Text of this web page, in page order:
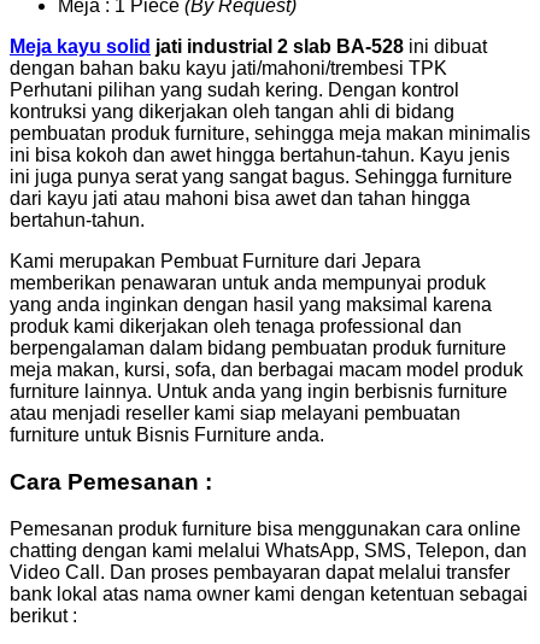
Meja : 1 Piece (By Request)
Meja kayu solid jati industrial 2 slab BA-528 ini dibuat
dengan bahan baku kayu jati/mahoni/trembesi TPK
Perhutani pilihan yang sudah kering. Dengan kontrol
kontruksi yang dikerjakan oleh tangan ahli di bidang
pembuatan produk furniture, sehingga meja makan minimalis
ini bisa kokoh dan awet hingga bertahun-tahun. Kayu jenis
ini juga punya serat yang sangat bagus. Sehingga furniture
dari kayu jati atau mahoni bisa awet dan tahan hingga
bertahun-tahun.
Kami merupakan Pembuat Furniture dari Jepara
memberikan penawaran untuk anda mempunyai produk
yang anda inginkan dengan hasil yang maksimal karena
produk kami dikerjakan oleh tenaga professional dan
berpengalaman dalam bidang pembuatan produk furniture
meja makan, kursi, sofa, dan berbagai macam model produk
furniture lainnya. Untuk anda yang ingin berbisnis furniture
atau menjadi reseller kami siap melayani pembuatan
furniture untuk Bisnis Furniture anda.
Cara Pemesanan :
Pemesanan produk furniture bisa menggunakan cara online
chatting dengan kami melalui WhatsApp, SMS, Telepon, dan
Video Call. Dan proses pembayaran dapat melalui transfer
bank lokal atas nama owner kami dengan ketentuan sebagai
berikut :